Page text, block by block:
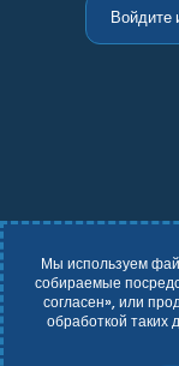
Войдите
Russian (RU)
Политика